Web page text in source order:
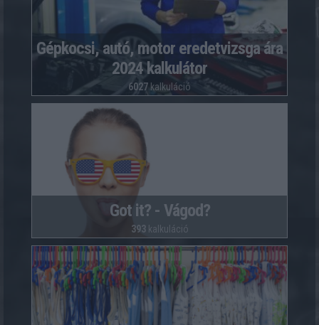
Gépkocsi, autó, motor eredetvizsga ára
2024 kalkulátor
6027 kalkuláció
Got it? - Vágod?
393 kalkuláció